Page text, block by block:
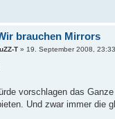
brauchen Mirrors
T » 19. September 2008, 23:33
vorschlagen das
Und zwar immer die